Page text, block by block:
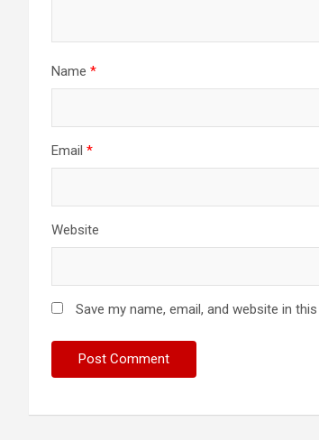
Name *
Email *
Website
Save my name, email, and website in